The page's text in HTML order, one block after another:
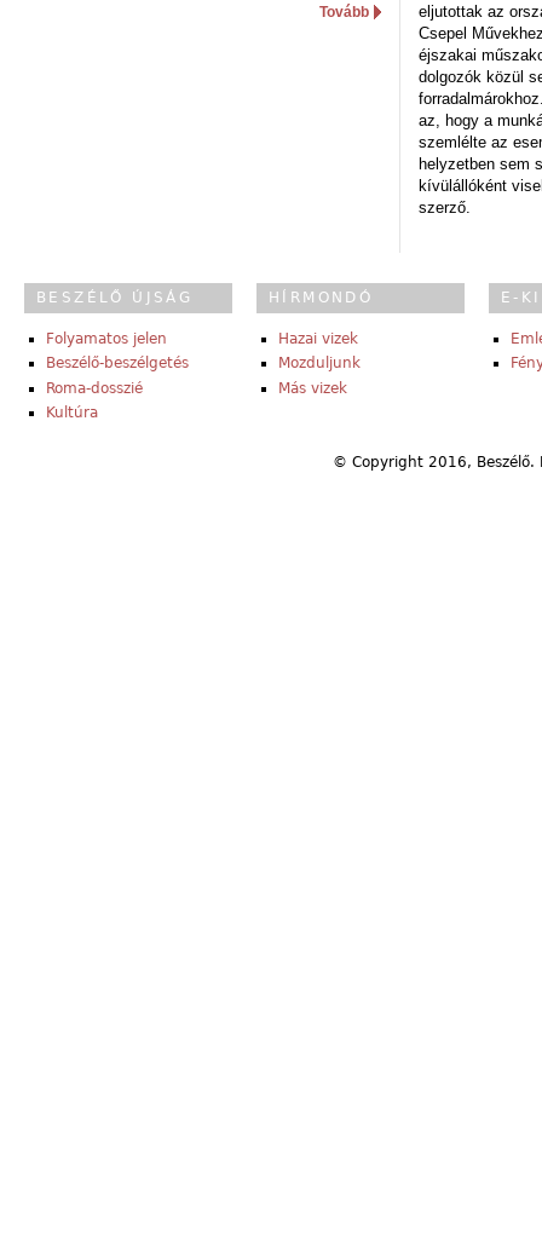
Tovább
eljutottak az
Csepel
éjszakai
dolgozók közül
az, hogy a
szemlélte az
helyzetben sem
kívülállóként
szerző.
BESZÉLŐ ÚJSÁG
Folyamatos jelen
Beszélő-beszélgetés
Roma-dosszié
Kultúra
HÍRMONDÓ
Hazai vizek
Mozduljunk
Más vizek
E-
© Copyright 2016,